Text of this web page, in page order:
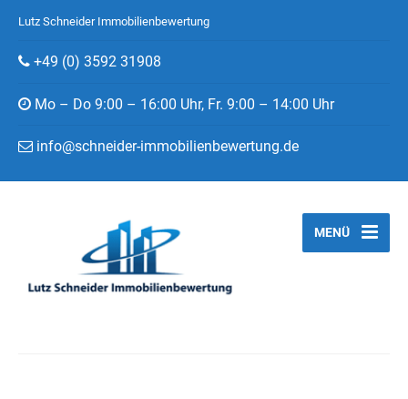
Lutz Schneider Immobilienbewertung
+49 (0) 3592 31908
Mo – Do 9:00 – 16:00 Uhr, Fr. 9:00 – 14:00 Uhr
info@schneider-immobilienbewertung.de
MENÜ